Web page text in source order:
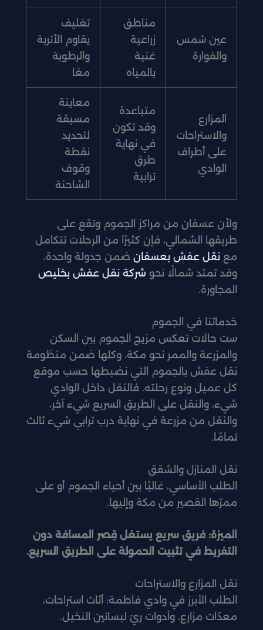
عين شمس
والفوارة
مناطق
زراعية
غنية
بالمياه
تغليف
يقاوم الأتربة
والرطوبة
معًا
المزارع
والاستراحات
على أطراف
الوادي
متباعدة
وقد تكون
في نهاية
طرق
ترابية
معاينة
مسبقة
لتحديد
نقطة
وقوف
الشاحنة
ولأن عسفان من مراكز الجموم وتقع على
طريقها الشمالي، فإن كثيرًا من الرحلات تتكامل
معنقل عفش بعسفان ضمن جدولة واحدة،
وقد تمتد شمالًا نحوشركة نقل عفش بخليص
المجاورة.
خدماتنا في الجموم
ست حالات تعكس مزيج الجموم بين السكن
والمزرعة والممر نحو مكة، وكلها ضمن منظومة
نقل عفش بالجموم التي نضبطها حسب موقع
كل عميل ونوع رحلته. فالنقل داخل الوادي
شيء، والنقل على الطريق السريع شيء آخر،
والنقل من مزرعة في نهاية درب ترابي شيء ثالث
تمامًا.
نقل المنازل والشقق
الطلب الأساسي، غالبًا بين أحياء الجموم أو على
ممرّها القصير من مكة وإليها.
الميزة: فريق سريع يستغل قِصر المسافة دون
التفريط في تثبيت الحمولة على الطريق السريع.
نقل المزارع والاستراحات
الطلب الأبرز في وادي فاطمة: أثاث استراحات،
معدّات مزارع، وأدوات ريّ لبساتين النخيل.